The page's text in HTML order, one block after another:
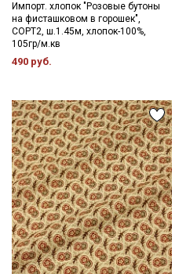
Импорт. хлопок "Розовые бутоны
на фисташковом в горошек",
СОРТ2, ш.1.45м, хлопок-100%,
105гр/м.кв
490 руб.